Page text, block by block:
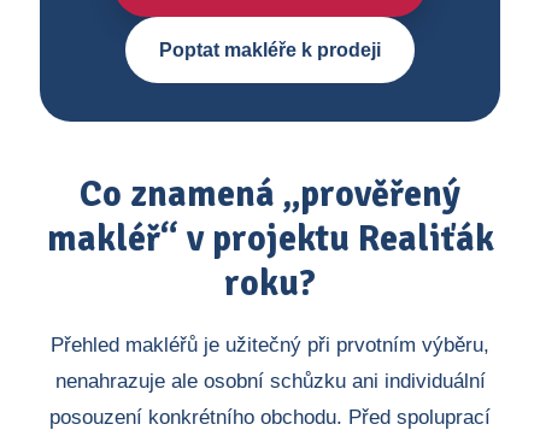
Poptat makléře k prodeji
Co znamená „prověřený
makléř“ v projektu Realiťák
roku?
Přehled makléřů je užitečný při prvotním výběru,
nenahrazuje ale osobní schůzku ani individuální
posouzení konkrétního obchodu. Před spoluprací